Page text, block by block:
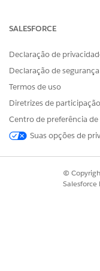
Starter,Professional
pesquisa para
para ver as
pesquisa para a
para ver as
SEU PROBLEMA?
melhorar!
SALESFORCE
Declaração de
Declaração de segurança
Termos de uso
Diretrizes de participação
Centro de preferência de
Suas opções de
©
Salesforce